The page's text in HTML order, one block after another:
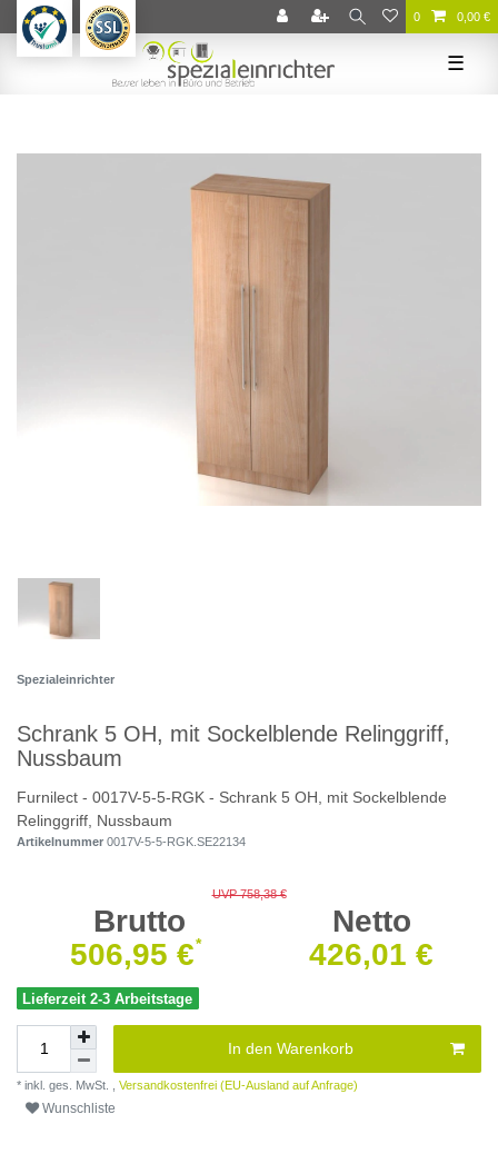
0 0,00 €
☰
Spezialeinrichter
Schrank 5 OH, mit Sockelblende Relinggriff,
Nussbaum
Furnilect - 0017V-5-5-RGK - Schrank 5 OH, mit Sockelblende
Relinggriff, Nussbaum
Artikelnummer 0017V-5-5-RGK.SE22134
UVP 758,38 €
Brutto
Netto
506,95 €
* 426,01 €
Lieferzeit 2-3 Arbeitstage
In den Warenkorb
* inkl. ges. MwSt. , Versandkostenfrei (EU-Ausland auf Anfrage)
Wunschliste